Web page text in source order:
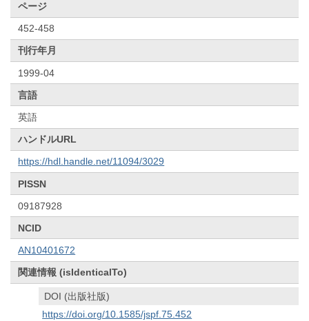
ページ
452-458
刊行年月
1999-04
言語
英語
ハンドルURL
https://hdl.handle.net/11094/3029
PISSN
09187928
NCID
AN10401672
関連情報 (isIdenticalTo)
DOI (出版社版)
https://doi.org/10.1585/jspf.75.452